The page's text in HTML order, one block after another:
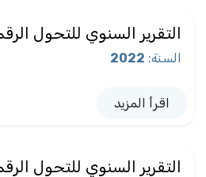
التقرير السنوي للتحول
السنة:
2022
اقرأ المزيد
التقرير السنوي للتحول